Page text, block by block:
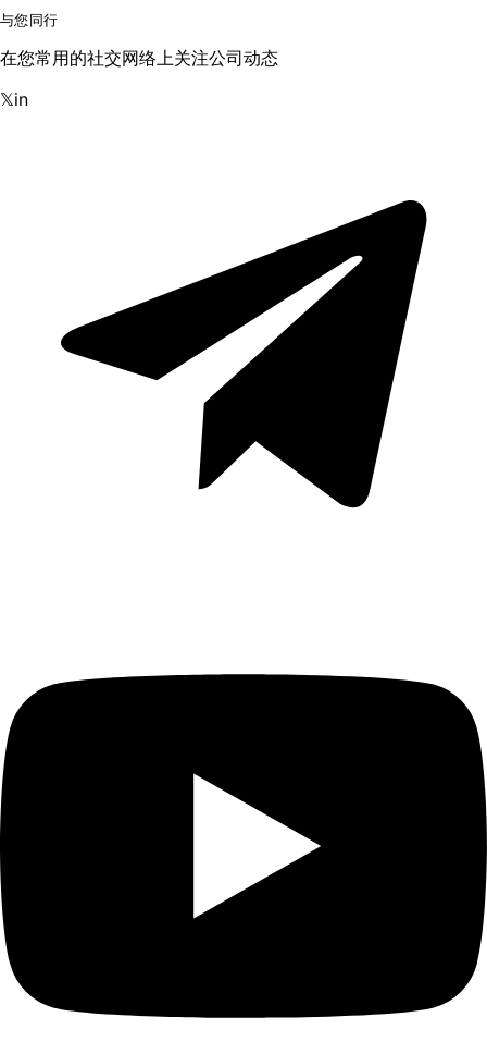
与您同行
在您常用的社交网络上关注公司动态
𝕏in